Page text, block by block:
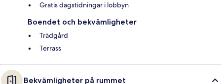
Gratis dagstidningar i lobbyn
Boendet och bekvämligheter
Trädgård
Terrass
Bekvämligheter på rummet